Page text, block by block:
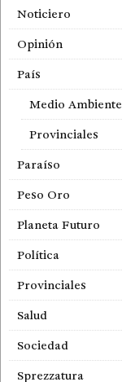
Noticiero
Opinión
País
Medio Ambiente
Provinciales
Paraíso
Peso Oro
Planeta Futuro
Política
Provinciales
Salud
Sociedad
Sprezzatura